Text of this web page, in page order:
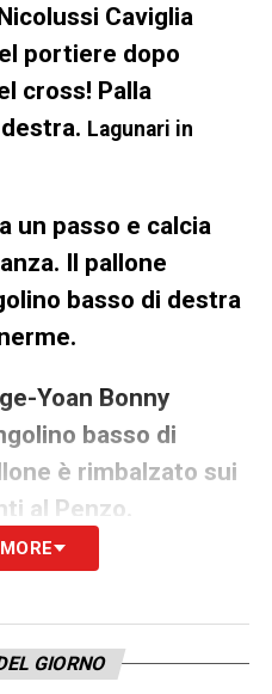
Caviglia
portiere dopo
cross! Palla
Lagunari in
un passo e calcia
Il pallone
basso di destra
Yoan Bonny
basso di
è rimbalzato sui
al Penzo.
GIORNO